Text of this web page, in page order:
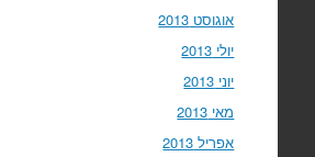
אוגוסט 2013
יולי 2013
יוני 2013
מאי 2013
אפריל 2013